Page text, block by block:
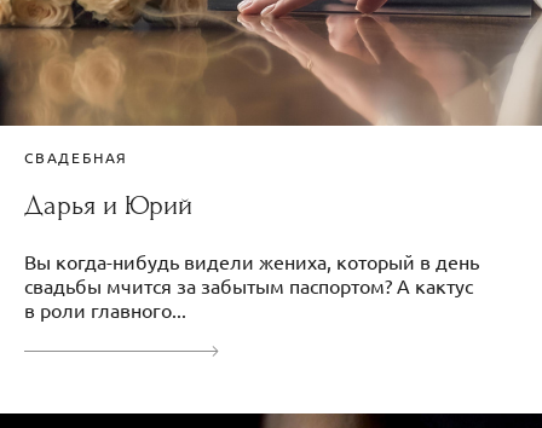
СВАДЕБНАЯ
Дарья и Юрий
Вы когда-нибудь видели жениха, который в день
свадьбы мчится за забытым паспортом? А кактус
в роли главного...